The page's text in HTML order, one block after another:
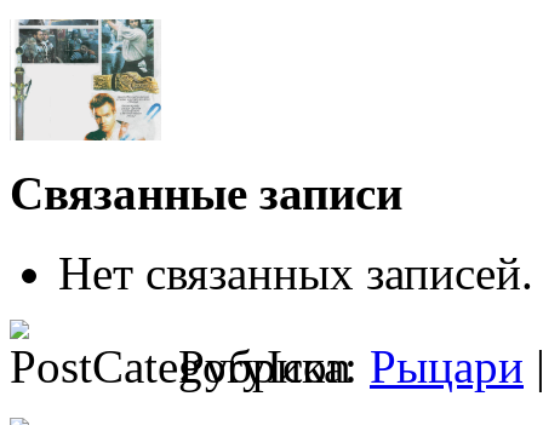
Связанные записи
Нет связанных записей.
Рубрика: Рыцари